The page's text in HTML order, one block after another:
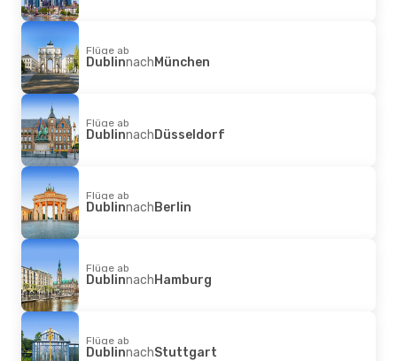
Flüge ab
DublinnachMünchen
Flüge ab
DublinnachDüsseldorf
Flüge ab
DublinnachBerlin
Flüge ab
DublinnachHamburg
Flüge ab
DublinnachStuttgart